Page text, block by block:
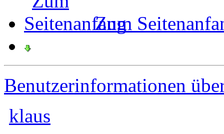
Zum
Benutzerinformationen
klaus